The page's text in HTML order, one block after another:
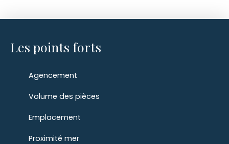
Les points forts
Agencement
Volume des pièces
Emplacement
Proximité mer